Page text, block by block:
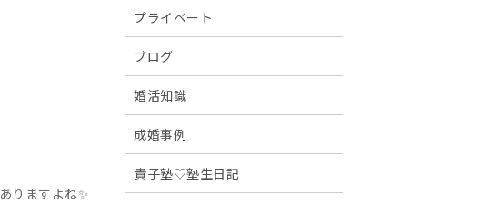
りますよね✨
プライベート
ブログ
婚活知識
成婚事例
貴子塾♡塾生日記